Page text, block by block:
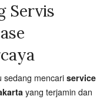
Servis
sedang mencari service
yang terjamin dan